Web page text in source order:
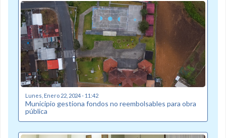
Lunes, Enero 22, 2024 - 11:42
Municipio gestiona fondos no reembolsables para obra
pública